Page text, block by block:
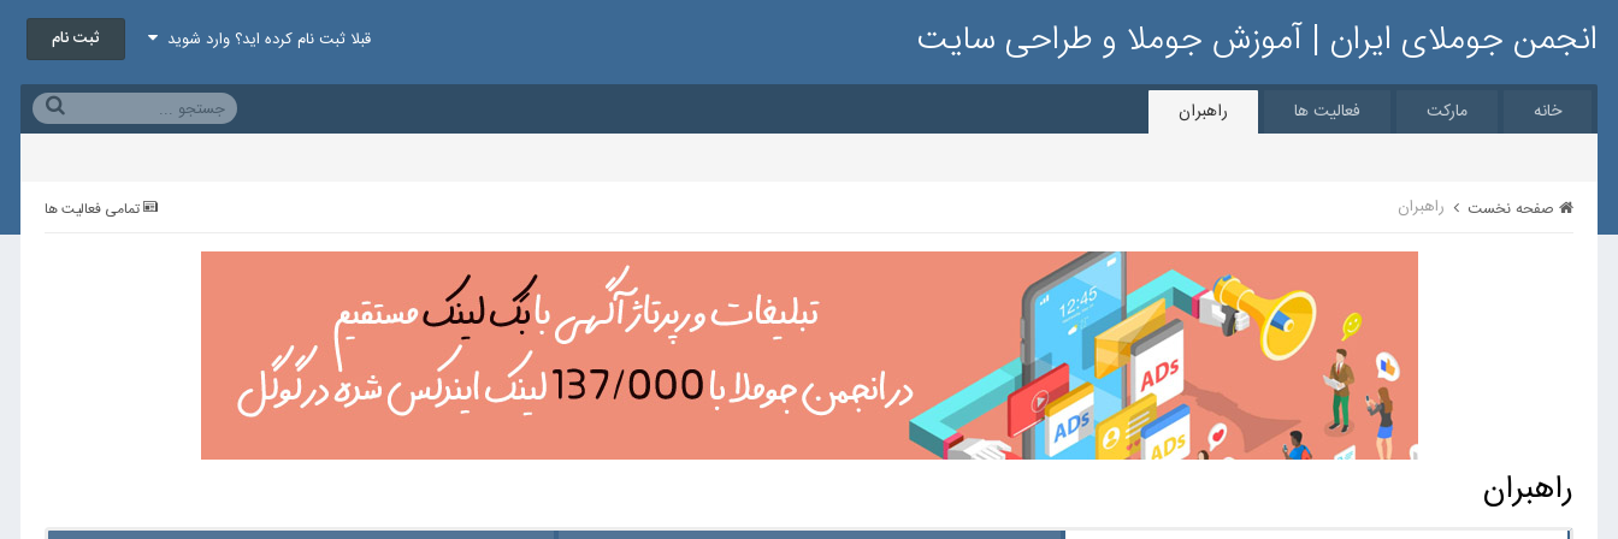
انجمن جوملای ایران | آموزش جوملا و طراحی سایت قبلا ثبت نام کرده اید؟ وارد شوید ثبت نام
خانه مارکت فعالیت ها راهبران
تمامی فعالیت ها صفحه نخست راهبران
راهبران